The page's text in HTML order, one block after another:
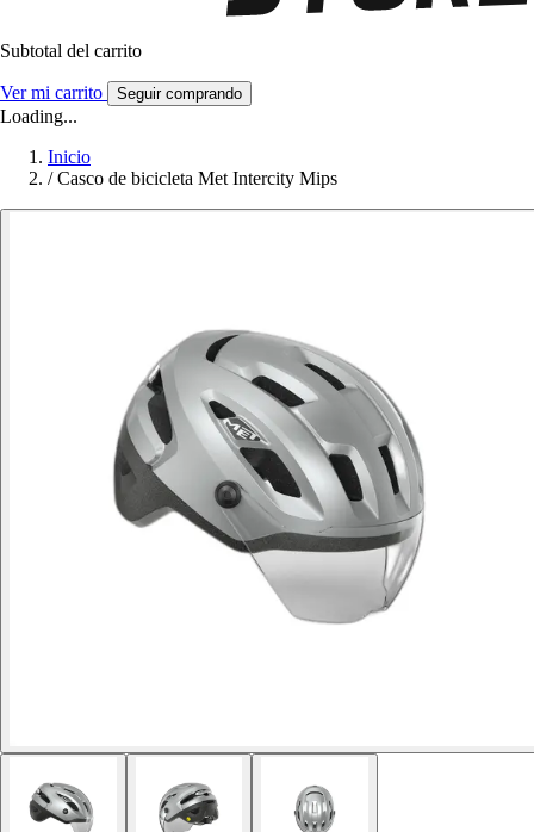
Subtotal del carrito
Ver mi carrito Seguir comprando
Loading...
Inicio
/ Casco de bicicleta Met Intercity Mips